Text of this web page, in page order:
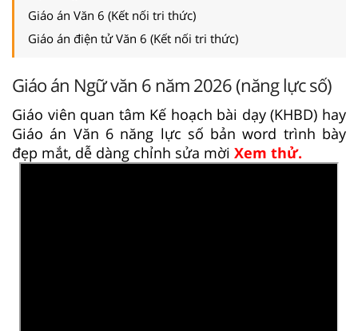
Giáo án Văn 6 (Kết nối tri thức)
Giáo án điện tử Văn 6 (Kết nối tri thức)
Giáo án Ngữ văn 6 năm 2026 (năng lực số)
Giáo viên quan tâm Kế hoạch bài dạy (KHBD) hay
Giáo án Văn 6 năng lực số bản word trình bày
đẹp mắt, dễ dàng chỉnh sửa mời Xem thử.